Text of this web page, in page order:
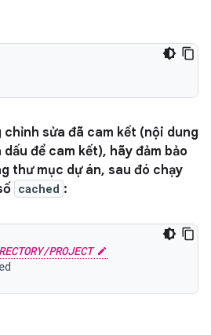
sửa đã cam kết (nội dung
để cam kết), hãy đảm bảo
thư mục dự án, sau đó chạy
cached :
PROJECT